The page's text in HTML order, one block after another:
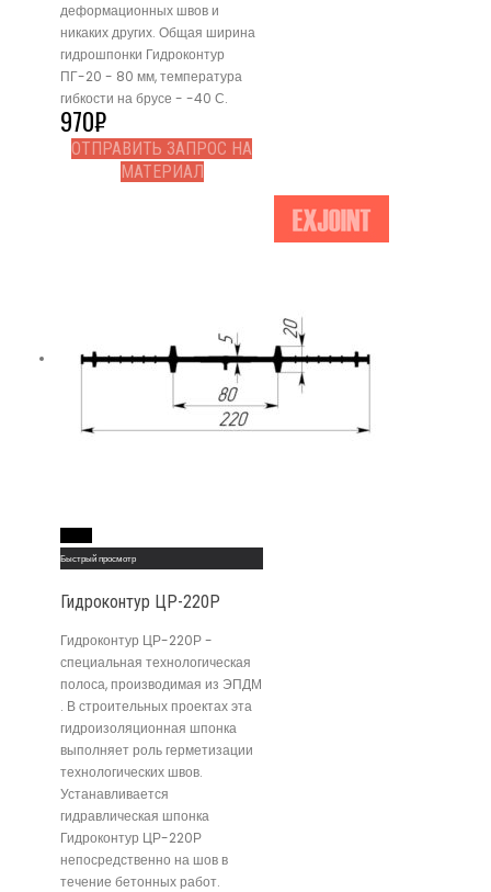
деформационных швов и
никаких других. Общая ширина
гидрошпонки Гидроконтур
ПГ-20 - 80 мм, температура
гибкости на брусе - -40 С.
970₽
ОТПРАВИТЬ ЗАПРОС НА
МАТЕРИАЛ
Быстрый просмотр
Гидроконтур ЦР-220Р
Гидроконтур ЦР-220Р -
специальная технологическая
полоса, производимая из ЭПДМ
. В строительных проектах эта
гидроизоляционная шпонка
выполняет роль герметизации
технологических швов.
Устанавливается
гидравлическая шпонка
Гидроконтур ЦР-220Р
непосредственно на шов в
течение бетонных работ.